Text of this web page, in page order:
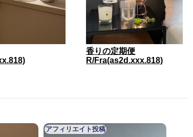
香りの定期便
R/Fra(as2d.xxx.818)
アフィリエイト投稿